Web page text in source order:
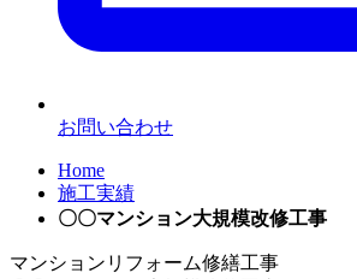
お問い合わせ
Home
施工実績
〇〇マンション大規模改修工事
マンションリフォーム修繕工事